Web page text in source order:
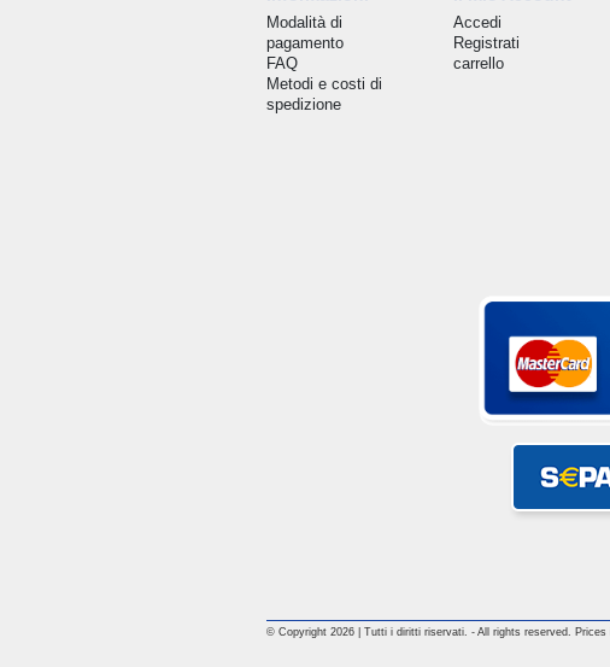
Modalità di
pagamento
FAQ
Metodi e costi di
spedizione
Accedi
Registrati
carrello
© Copyright 2026 | Tutti i diritti riservati. - All rights reserved.